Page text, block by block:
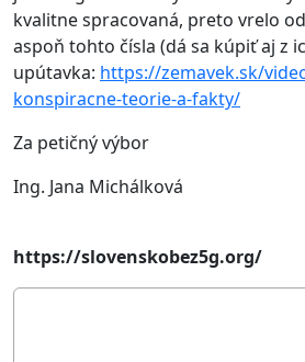
kvalitne spracovaná, preto vrelo
aspoň tohto čísla (dá sa kúpiť aj z
upútavka: https://zemavek.sk/
konspiracne-teorie-a-fakty/
Za petičný výbor
Ing. Jana Michálková
https://slovenskobez5g.org/